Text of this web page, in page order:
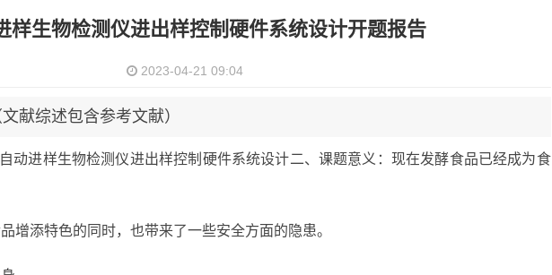
样生物检测仪进出样控制硬件系统设计开题报告
2023-04-21 09:04
献综述包含参考文献）
动进样生物检测仪进出样控制硬件系统设计二、课题意义：现在发酵食品已经成为食
增添特色的同时，也带来了一些安全方面的隐患。